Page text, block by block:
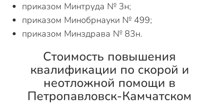
приказом Минтруда № 3н;
приказом Минобрнауки № 499;
приказом Минздрава № 83н.
Стоимость повышения
квалификации по скорой и
неотложной помощи в
Петропавловск-Камчатском